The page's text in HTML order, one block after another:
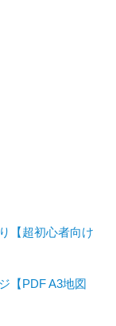
【超初心者向け
【PDF A3地図